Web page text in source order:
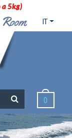
a 5kg)
IT
0